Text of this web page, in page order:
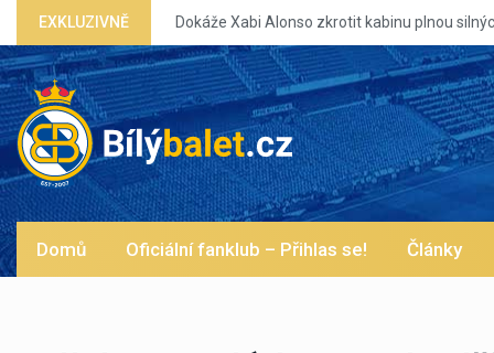
EXKLUZIVNĚ Dokáže Xabi Alonso zkrotit kabinu plnou
Domů Oficiální fanklub – Přihlas se! Články